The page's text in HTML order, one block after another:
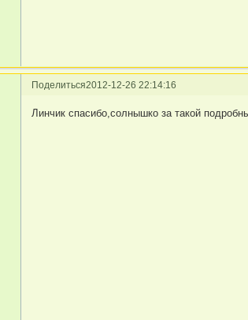
Поделиться2012-12-26 22:14:16
Линчик спасибо,солнышко за такой